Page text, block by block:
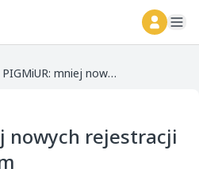
PIGMiUR: mniej nowych rejestracji niż przed rokiem
nowych rejestracji